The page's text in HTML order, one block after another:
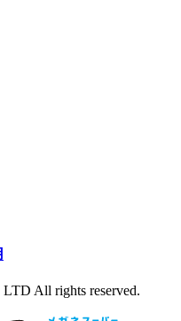
All rights reserved.